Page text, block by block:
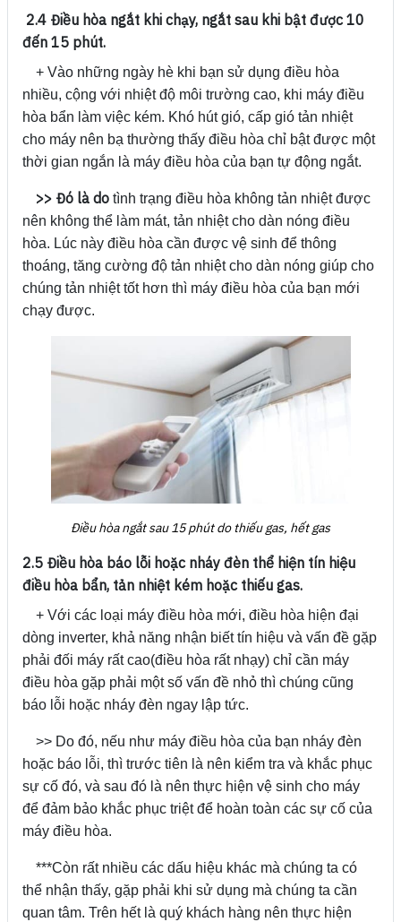
2.4 Điều hòa ngắt khi chạy, ngắt sau khi bật được 10
đến 15 phút.
+ Vào những ngày hè khi bạn sử dụng điều hòa
nhiều, cộng với nhiệt độ môi trường cao, khi máy điều
hòa bẩn làm việc kém. Khó hút gió, cấp gió tản nhiệt
cho máy nên bạ thường thấy điều hòa chỉ bật được một
thời gian ngắn là máy điều hòa của bạn tự động ngắt.
>> Đó là do tình trạng điều hòa không tản nhiệt được
nên không thể làm mát, tản nhiệt cho dàn nóng điều
hòa. Lúc này điều hòa cần được vệ sinh để thông
thoáng, tăng cường độ tản nhiệt cho dàn nóng giúp cho
chúng tản nhiệt tốt hơn thì máy điều hòa của bạn mới
chạy được.
Điều hòa ngắt sau 15 phút do thiếu gas, hết gas
2.5 Điều hòa báo lỗi hoặc nháy đèn thể hiện tín hiệu
điều hòa bẩn, tản nhiệt kém hoặc thiếu gas.
+ Với các loại máy điều hòa mới, điều hòa hiện đại
dòng inverter, khả năng nhận biết tín hiệu và vấn đề gặp
phải đối máy rất cao(điều hòa rất nhạy) chỉ cần máy
điều hòa gặp phải một số vấn đề nhỏ thì chúng cũng
báo lỗi hoặc nháy đèn ngay lập tức.
>> Do đó, nếu như máy điều hòa của bạn nháy đèn
hoặc báo lỗi, thì trước tiên là nên kiểm tra và khắc phục
sự cố đó, và sau đó là nên thực hiện vệ sinh cho máy
để đảm bảo khắc phục triệt để hoàn toàn các sự cố của
máy điều hòa.
***Còn rất nhiều các dấu hiệu khác mà chúng ta có
thể nhận thấy, gặp phải khi sử dụng mà chúng ta cần
quan tâm. Trên hết là quý khách hàng nên thực hiện